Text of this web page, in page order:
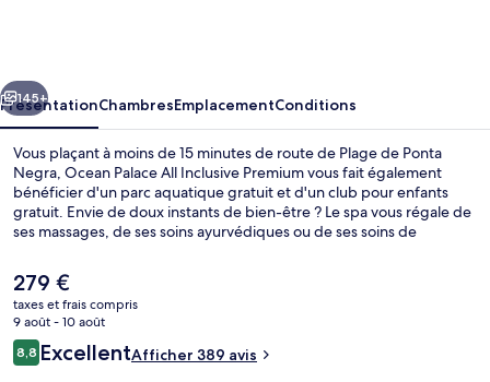
Premium
Suivant
145+
PrésentationChambresEmplacementConditions
Vous plaçant à moins de 15 minutes de route de Plage de Ponta
Negra, Ocean Palace All Inclusive Premium vous fait également
bénéficier d'un parc aquatique gratuit et d'un club pour enfants
gratuit. Envie de doux instants de bien-être ? Le spa vous régale de
ses massages, de ses soins ayurvédiques ou de ses soins de
Sunrise Coffee Shop vous ouvre ses portes pour le petit déjeuner, le
déjeuner et le dîner. Ce complexe touristique de luxe abrite en
outre 14 piscines extérieures, un bar à la plage et un centre de
remise en forme. Les autres voyageurs ne tarissent pas d'éloges en
ce qui concerne la présentation générale.
Le
prix
actuel
est
de
279 €
taxes et frais compris
9 août - 10 août
Avis
voyageurs
8,88,8 sur 10
ExcellentAfficher 389 avis